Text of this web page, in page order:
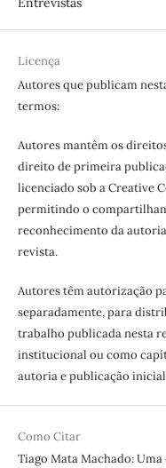
Licença
Autores que publicam
termos:
Autores mantêm os
direito de primeira
licenciado sob a Creative
permitindo o
reconhecimento da
revista.
Autores têm autorização
separadamente, para
trabalho publicada nesta
institucional ou como
autoria e publicação
Como Citar
Tiago Mata Machado: